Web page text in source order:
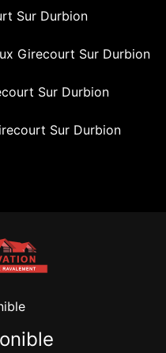
Sur Durbion
Girecourt Sur Durbion
Sur Durbion
Sur Durbion